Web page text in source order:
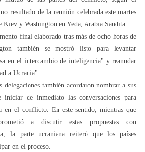
resultado de la reunión celebrada este martes
Kiev y Washington en Yeda, Arabia Saudita.
final elaborado tras más de ocho horas de
también se mostró listo para levantar
en el intercambio de inteligencia" y reanudar
a Ucrania".
delegaciones también acordaron nombrar a sus
iniciar de inmediato las conversaciones para
en el conflicto. En este sentido, mientras que
a discutir estas propuestas con
la parte ucraniana reiteró que los países
en el proceso.